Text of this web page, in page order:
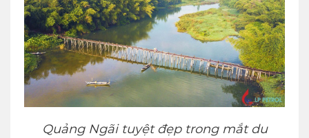
Quảng Ngãi tuyệt đẹp trong mắt du